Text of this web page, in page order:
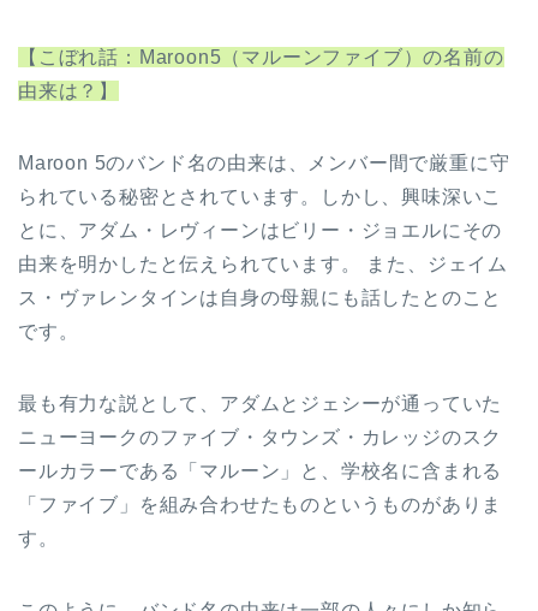
【こぼれ話：Maroon5（マルーンファイブ）の名前の
由来は？】
Maroon 5のバンド名の由来は、メンバー間で厳重に守
られている秘密とされています。​しかし、興味深いこ
とに、アダム・レヴィーンはビリー・ジョエルにその
由来を明かしたと伝えられています。 ​また、ジェイム
ス・ヴァレンタインは自身の母親にも話したとのこと
です。 ​
最も有力な説として、アダムとジェシーが通っていた
ニューヨークのファイブ・タウンズ・カレッジのスク
ールカラーである「マルーン」と、学校名に含まれる
「ファイブ」を組み合わせたものというものがありま
す。 ​